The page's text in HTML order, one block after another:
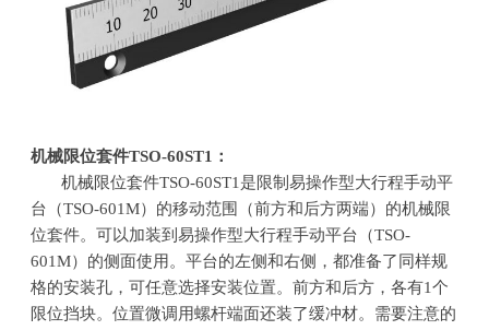
机械限位套件TSO-60ST1 ：
机械限位套件TSO-60ST1是限制易操作型大行程手动平
台（TSO-601M）的移动范围（前方和后方两端）的机械限
位套件。可以加装到易操作型大行程手动平台（TSO-
601M）的侧面使用。平台的左侧和右侧，都准备了同样规
格的安装孔，可任意选择安装位置。前方和后方，各有1个
限位挡块。位置微调用螺杆端面还装了缓冲材。需要注意的